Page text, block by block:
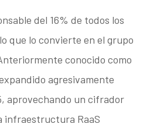
del 16% de todos los
que lo convierte en el grupo
conocido como
agresivamente
aprovechando un cifrador
infraestructura RaaS